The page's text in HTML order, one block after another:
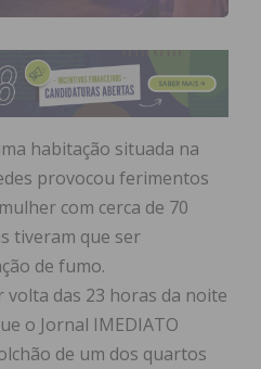
habitação situada na
provocou ferimentos
com cerca de 70
tiveram que ser
de fumo.
volta das 23 horas da noite
o Jornal IMEDIATO
de um dos quartos